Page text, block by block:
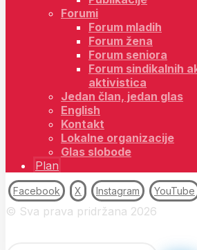
Forumi
Forum mladih
Forum žena
Forum seniora
Forum sindikalnih
aktivistica
Jedan član, jedan glas
English
Kontakt
Lokalne organizacije
Glas slobode
Plan
Facebook X Instagram YouTube
© Sva prava pridržana 2026